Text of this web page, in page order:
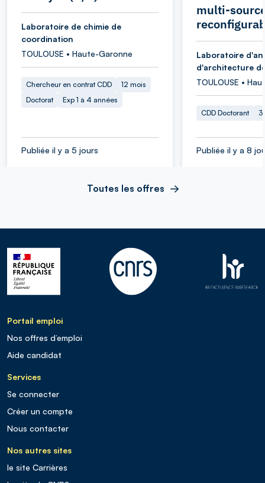
Laboratoire de chimie de
coordination
TOULOUSE • Haute-Garonne
Chercheur en contrat CDD
12 mois
Doctorat
Exp 1 à 4 années
Publiée il y a 5 jours
multi-
Laboratoire
d'architecture
TOULOUSE •
CDD Doctorant
Publiée il y a 8
Toutes les offres
Portail emploi
Nos offres d’emploi
Aide candidat
Services
Se connecter
Créer un compte
Nous contacter
Nos autres sites
le site Carrières